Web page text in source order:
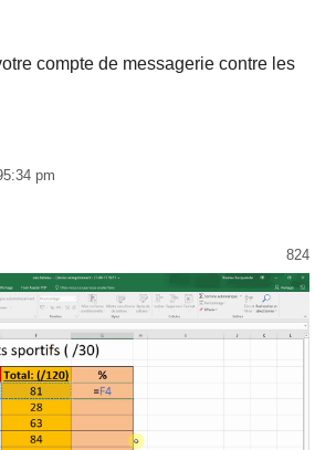
compte de messagerie contre les
5:34 pm
824